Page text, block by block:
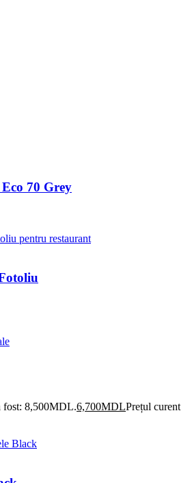
70 Grey
fost: 8,500MDL.6,700MDLPrețul curent